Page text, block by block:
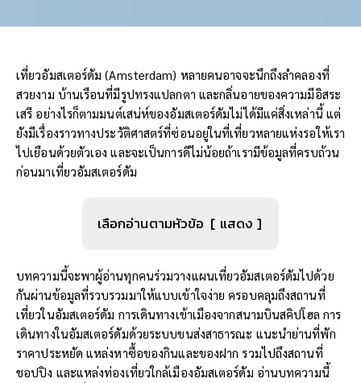
เที่ยวอัมสเตอร์ดัม (Amsterdam) หลายคนอาจจะนึกถึงลำคลองที่
สวยงาม บ้านเรือนที่มีรูปทรงแปลกตา และกลิ่นอายของความมีอิสระ
เสรี อย่างไรก็ตามมนต์เสน่ห์ของอัมสเตอร์ดัมไม่ได้มีแค่สิ่งเหล่านี้ แต่
ยังมีเรื่องราวทางประวัติศาสตร์ที่ซ่อนอยู่ในที่เที่ยวหลายแห่งรอให้เรา
ไปเยือนด้วยตัวเอง และจะเป็นการดีไม่น้อยถ้าเรามีข้อมูลที่ครบถ้วน
ก่อนมาเที่ยวอัมสเตอร์ดัม
เลือกอ่านตามหัวข้อ แสดง
บทความนี้จะพาผู้อ่านทุกคนร่วมวางแผนเที่ยวอัมสเตอร์ดัมไปด้วย
กันผ่านข้อมูลที่รวบรวมมาให้แบบเข้าใจง่าย ครอบคลุมถึงสถานที่
เที่ยวในอัมสเตอร์ดัม การเดินทางเข้าเมืองจากสนามบินสคิปโฮล การ
เดินทางในอัมสเตอร์ดัมด้วยระบบขนส่งสาธารณะ แนะนำย่านที่พัก
ราคาประหยัด แหล่งหาซื้อของกินและของฝาก รวมไปถึงสถานที่
ชอปปิง และแหล่งท่องเที่ยวใกล้เมืองอัมสเตอร์ดัม อ่านบทความนี้